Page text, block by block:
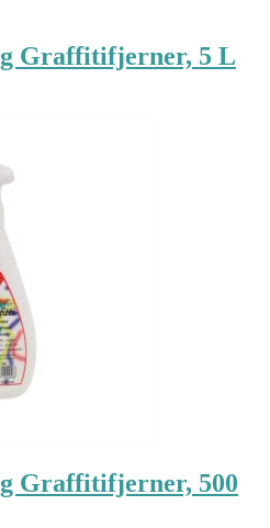
Graffitifjerner, 5 L
Graffitifjerner, 500